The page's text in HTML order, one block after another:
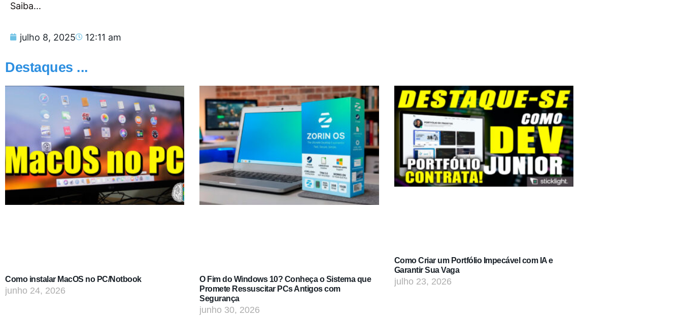
Saiba...
julho 8, 2025 12:11 am
Destaques ...
Como instalar MacOS no PC/Notbook
junho 24, 2026
O Fim do Windows 10? Conheça o Sistema que
Promete Ressuscitar PCs Antigos com
Segurança
junho 30, 2026
Como Criar um Portfólio Impecável com IA e
Garantir Sua Vaga
julho 23, 2026